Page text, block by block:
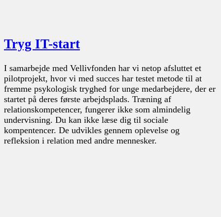
Tryg IT-start
I samarbejde med Vellivfonden har vi netop afsluttet et
pilotprojekt, hvor vi med succes har testet metode til at
fremme psykologisk tryghed for unge medarbejdere, der er
startet på deres første arbejdsplads. Træning af
relationskompetencer, fungerer ikke som almindelig
undervisning. Du kan ikke læse dig til sociale
kompentencer. De udvikles gennem oplevelse og
refleksion i relation med andre mennesker.